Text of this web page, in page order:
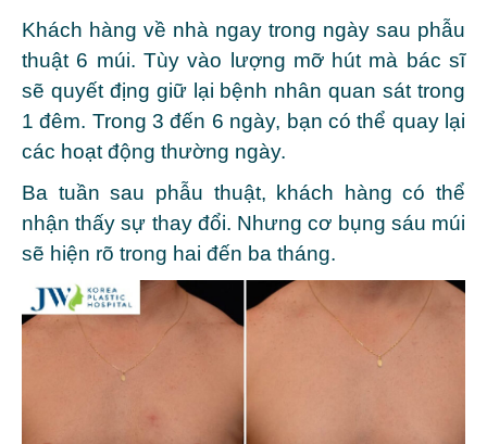
Khách hàng về nhà ngay trong ngày sau phẫu
thuật 6 múi. Tùy vào lượng mỡ hút mà bác sĩ
sẽ quyết địng giữ lại bệnh nhân quan sát trong
1 đêm. Trong 3 đến 6 ngày, bạn có thể quay lại
các hoạt động thường ngày.
Ba tuần sau phẫu thuật, khách hàng có thể
nhận thấy sự thay đổi. Nhưng cơ bụng sáu múi
sẽ hiện rõ trong hai đến ba tháng.